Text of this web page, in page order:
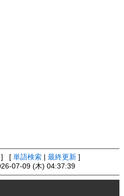
] [ 単語検索 最終更新 ]
07-09 (木) 04:37:39